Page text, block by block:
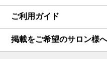
ご利用ガイド
掲載をご希望のサロン様